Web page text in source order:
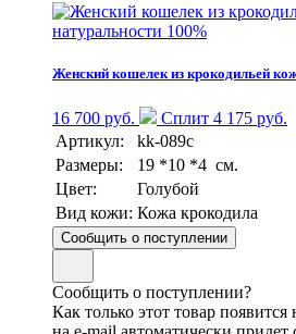
натуральности 100%
Женский кошелек из крокодильей
16 700 руб.
Сплит 4 175 руб.
Артикул:
kk-089c
Размеры:
19 *10 *4 см.
Цвет:
Голубой
Вид кожи: Кожа крокодила
Сообщить о поступлении
Сообщить о поступлении?
Как только этот товар